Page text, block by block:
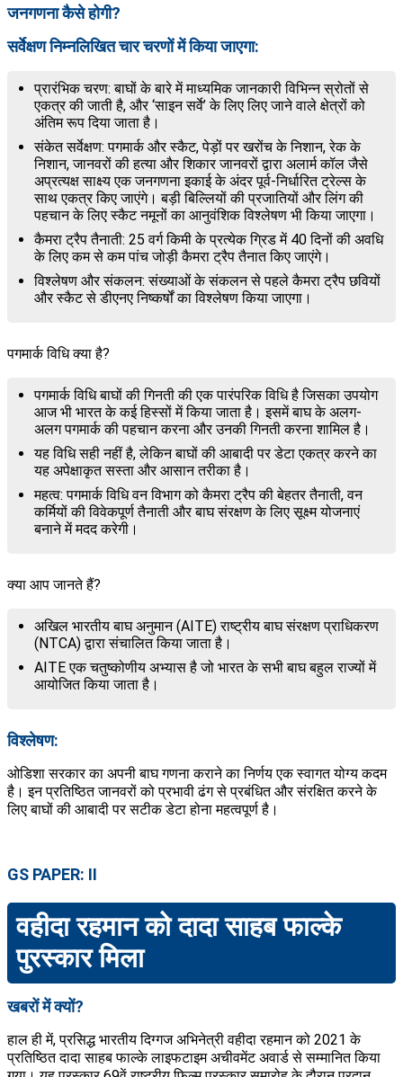
जनगणना कैसे होगी?
सर्वेक्षण निम्नलिखित चार चरणों में किया जाएगा:
प्रारंभिक चरण: बाघों के बारे में माध्यमिक जानकारी विभिन्न स्रोतों से
एकत्र की जाती है, और ‘साइन सर्वे’ के लिए लिए जाने वाले क्षेत्रों को
अंतिम रूप दिया जाता है।
संकेत सर्वेक्षण: पगमार्क और स्कैट, पेड़ों पर खरोंच के निशान, रेक के
निशान, जानवरों की हत्या और शिकार जानवरों द्वारा अलार्म कॉल जैसे
अप्रत्यक्ष साक्ष्य एक जनगणना इकाई के अंदर पूर्व-निर्धारित ट्रेल्स के
साथ एकत्र किए जाएंगे। बड़ी बिल्लियों की प्रजातियों और लिंग की
पहचान के लिए स्कैट नमूनों का आनुवंशिक विश्लेषण भी किया जाएगा।
कैमरा ट्रैप तैनाती: 25 वर्ग किमी के प्रत्येक ग्रिड में 40 दिनों की अवधि
के लिए कम से कम पांच जोड़ी कैमरा ट्रैप तैनात किए जाएंगे।
विश्लेषण और संकलन: संख्याओं के संकलन से पहले कैमरा ट्रैप छवियों
और स्कैट से डीएनए निष्कर्षों का विश्लेषण किया जाएगा।
पगमार्क विधि क्या है?
पगमार्क विधि बाघों की गिनती की एक पारंपरिक विधि है जिसका उपयोग
आज भी भारत के कई हिस्सों में किया जाता है। इसमें बाघ के अलग-
अलग पगमार्क की पहचान करना और उनकी गिनती करना शामिल है।
यह विधि सही नहीं है, लेकिन बाघों की आबादी पर डेटा एकत्र करने का
यह अपेक्षाकृत सस्ता और आसान तरीका है।
महत्व: पगमार्क विधि वन विभाग को कैमरा ट्रैप की बेहतर तैनाती, वन
कर्मियों की विवेकपूर्ण तैनाती और बाघ संरक्षण के लिए सूक्ष्म योजनाएं
बनाने में मदद करेगी।
क्या आप जानते हैं?
अखिल भारतीय बाघ अनुमान (AITE) राष्ट्रीय बाघ संरक्षण प्राधिकरण
(NTCA) द्वारा संचालित किया जाता है।
AITE एक चतुष्कोणीय अभ्यास है जो भारत के सभी बाघ बहुल राज्यों में
आयोजित किया जाता है।
विश्लेषण:
ओडिशा सरकार का अपनी बाघ गणना कराने का निर्णय एक स्वागत योग्य कदम
है। इन प्रतिष्ठित जानवरों को प्रभावी ढंग से प्रबंधित और संरक्षित करने के
लिए बाघों की आबादी पर सटीक डेटा होना महत्वपूर्ण है।
GS PAPER: II
वहीदा रहमान को दादा साहब फाल्के
पुरस्कार मिला
खबरों में क्यों?
हाल ही में, प्रसिद्ध भारतीय दिग्गज अभिनेत्री वहीदा रहमान को 2021 के
प्रतिष्ठित दादा साहब फाल्के लाइफटाइम अचीवमेंट अवार्ड से सम्मानित किया